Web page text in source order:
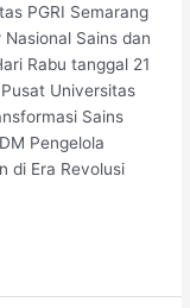
PGRI Semarang
Sains dan
Rabu tanggal 21
Universitas
Sains
Pengelola
di Era Revolusi